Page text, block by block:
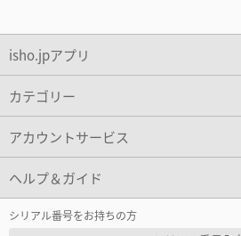
isho.jpアプリ
カテゴリー
アカウントサービス
ヘルプ＆ガイド
シリアル番号をお持ちの方